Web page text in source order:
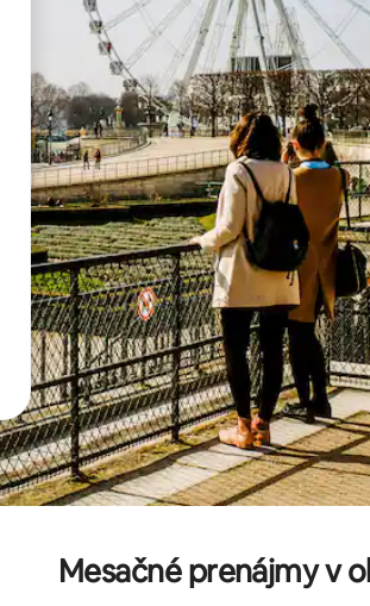
pomocou klávesov so šípkami nahor a
Mesačné prenájmy v